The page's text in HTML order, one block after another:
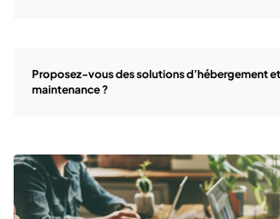
Proposez-vous des solutions d’hébergement
maintenance ?